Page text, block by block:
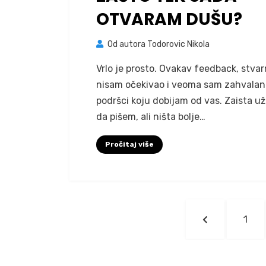
OTVARAM DUŠU?
Od autora Todorovic Nikola
Vrlo je prosto. Ovakav feedback,
nisam očekivao i veoma sam
podršci koju dobijam od vas. Zaista
da pišem, ali ništa bolje…
Pročitaj više
PREDHODNA
1